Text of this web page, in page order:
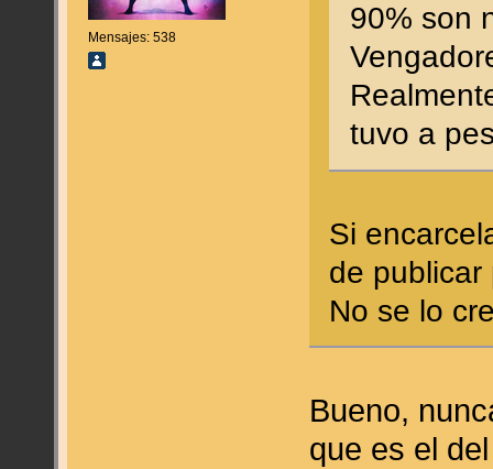
Mensajes: 538
90% son
tuvo a
Si
de publicar
No se lo
Bueno,
que es el